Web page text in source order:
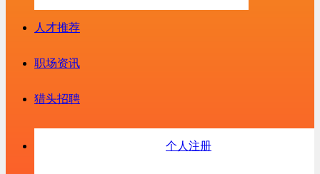
人才推荐
职场资讯
猎头招聘
个人注册